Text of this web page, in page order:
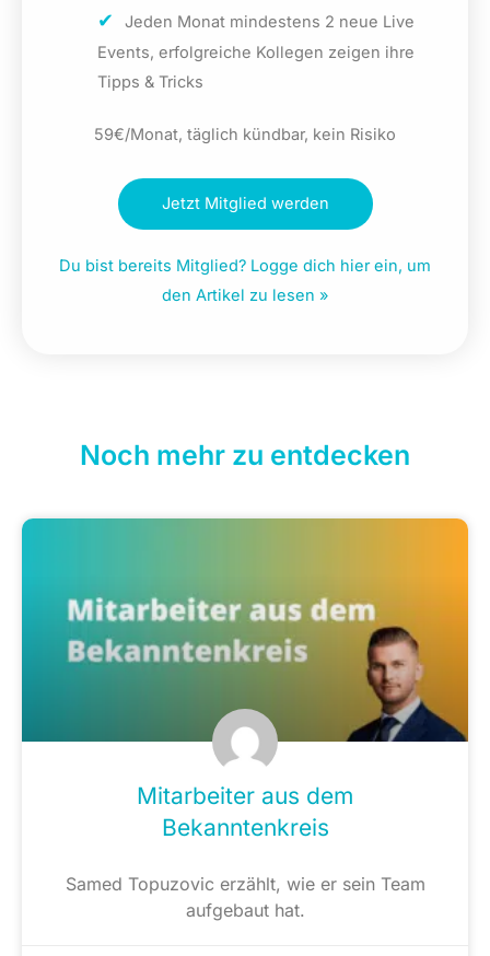
Jeden Monat mindestens 2 neue Live
Events, erfolgreiche Kollegen zeigen ihre
Tipps & Tricks
59€/Monat, täglich kündbar, kein Risiko
Jetzt Mitglied werden
Du bist bereits Mitglied? Logge dich hier ein, um
den Artikel zu lesen »
Noch mehr zu entdecken
Mitarbeiter aus dem
Bekanntenkreis
Samed Topuzovic erzählt, wie er sein Team
aufgebaut hat.